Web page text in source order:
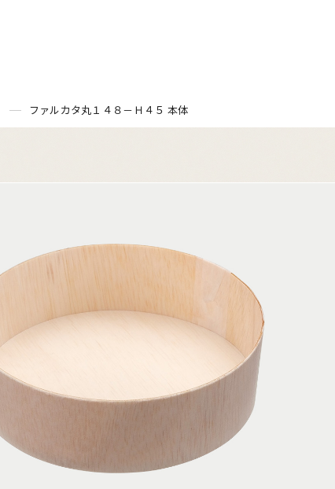
ファルカタ丸１４８－Ｈ４５ 本体